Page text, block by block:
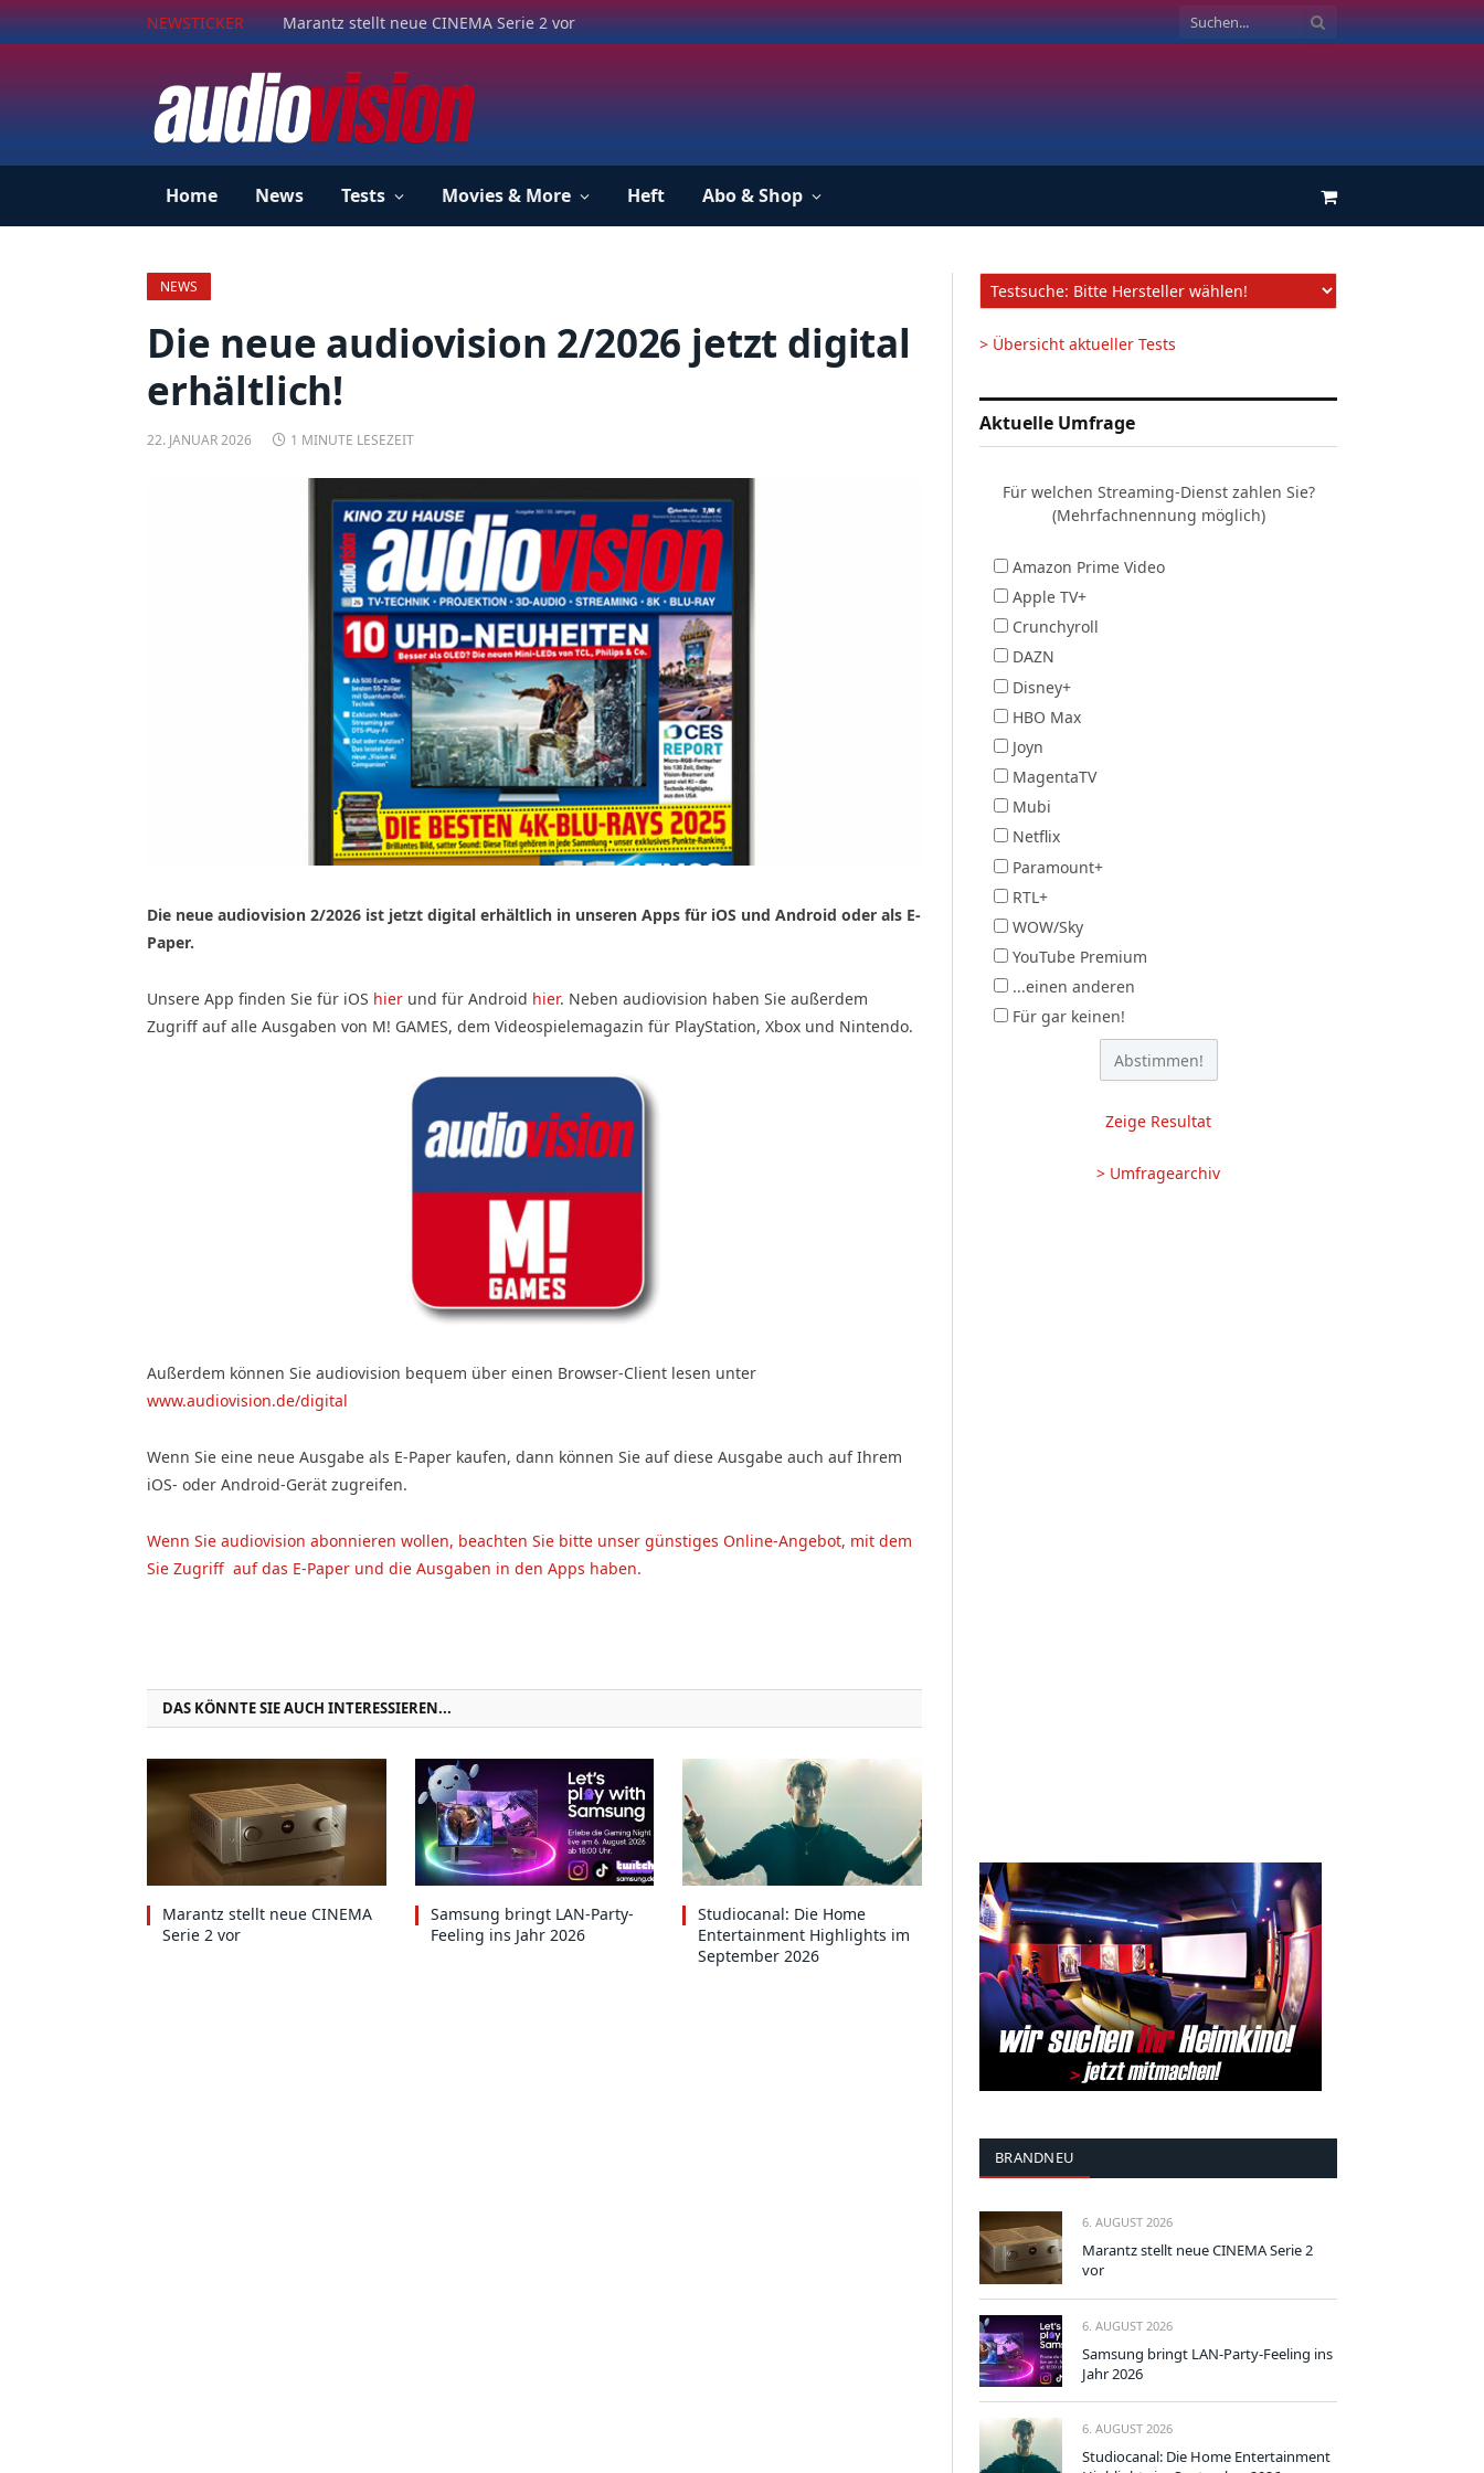
NEWSTICKER Marantz stellt neue CINEMA Serie 2 vor
Home News Tests Movies & More Heft Abo & Shop Einkaufswagen
NEWS
Die neue audiovision 2/2026 jetzt digital
erhältlich!
22. JANUAR 2026 1 MINUTE LESEZEIT
Die neue audiovision 2/2026 ist jetzt digital erhältlich in unseren Apps für iOS und Android oder als E-
Paper.
Unsere App finden Sie für iOS hier und für Android hier. Neben audiovision haben Sie außerdem
Zugriff auf alle Ausgaben von M! GAMES, dem Videospielemagazin für PlayStation, Xbox und Nintendo.
Außerdem können Sie audiovision bequem über einen Browser-Client lesen unter
www.audiovision.de/digital
Wenn Sie eine neue Ausgabe als E-Paper kaufen, dann können Sie auf diese Ausgabe auch auf Ihrem
iOS- oder Android-Gerät zugreifen.
Wenn Sie audiovision abonnieren wollen, beachten Sie bitte unser günstiges Online-Angebot, mit dem
Sie Zugriff auf das E-Paper und die Ausgaben in den Apps haben.
DAS KÖNNTE SIE AUCH INTERESSIEREN...
Marantz stellt neue CINEMA
Serie 2 vor
Samsung bringt LAN-Party-
Feeling ins Jahr 2026
Studiocanal: Die Home
Entertainment Highlights im
September 2026
> Übersicht aktueller Tests
Aktuelle Umfrage
Für welchen Streaming-Dienst zahlen Sie?
(Mehrfachnennung möglich)
Amazon Prime Video
Apple TV+
Crunchyroll
DAZN
Disney+
HBO Max
Joyn
MagentaTV
Mubi
Netflix
Paramount+
RTL+
WOW/Sky
YouTube Premium
...einen anderen
Für gar keinen!
Zeige Resultat
> Umfragearchiv
BRANDNEU
6. AUGUST 2026
Marantz stellt neue CINEMA Serie 2
vor
6. AUGUST 2026
Samsung bringt LAN-Party-Feeling ins
Jahr 2026
6. AUGUST 2026
Studiocanal: Die Home Entertainment